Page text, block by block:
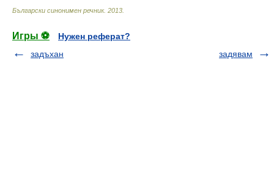
Български синонимен речник. 2013
Игры ⚽
Нужен реферат?
задъхан
задявам